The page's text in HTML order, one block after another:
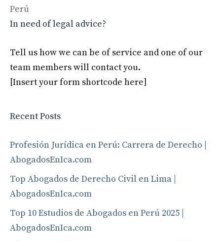
Perú
In need of legal advice?
Tell us how we can be of service and one of our
team members will contact you.
[Insert your form shortcode here]
Recent Posts
Profesión Jurídica en Perú: Carrera de Derecho |
AbogadosEnIca.com
Top Abogados de Derecho Civil en Lima |
AbogadosEnIca.com
Top 10 Estudios de Abogados en Perú 2025 |
AbogadosEnIca.com